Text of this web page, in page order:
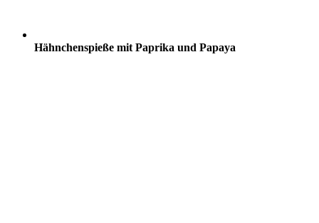
Hähnchenspieße mit Paprika und Papaya